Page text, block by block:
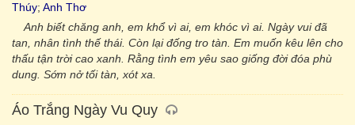
Thúy; Anh Thơ
Anh biết chăng anh, em khổ vì ai, em khóc vì ai. Ngày vui đã
tan, nhân tình thế thái. Còn lại đống tro tàn. Em muốn kêu lên cho
thấu tận trời cao xanh. Rằng tình em yêu sao giống đời đóa phù
dung. Sớm nở tối tàn, xót xa.
Áo Trắng Ngày Vu Quy